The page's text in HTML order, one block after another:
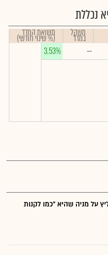
נכללת
משקל
במדד תשואת המדד
(% שינוי חודשי)
--
3.53%
על מניה שהיא "כמו לקנות